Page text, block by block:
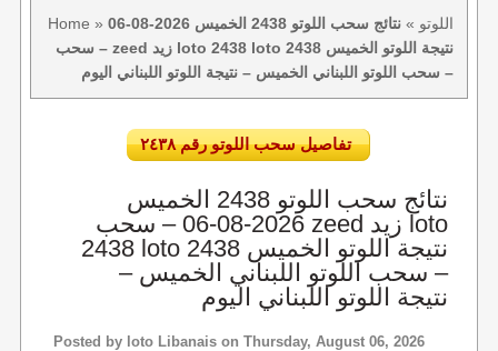
Home » اللوتو »
نتائج سحب اللوتو 2438 الخميس 2026-08-06
– سحب zeed زيد loto 2438 loto 2438 نتيجة اللوتو الخميس
– سحب اللوتو اللبناني الخميس – نتيجة اللوتو اللبناني اليوم
تفاصيل سحب اللوتو رقم ٢٤٣٨
نتائج سحب اللوتو 2438 الخميس
2026-08-06 – سحب zeed زيد loto
2438 loto 2438 نتيجة اللوتو الخميس
– سحب اللوتو اللبناني الخميس –
نتيجة اللوتو اللبناني اليوم
Posted by loto Libanaison Thursday, August 06, 2026